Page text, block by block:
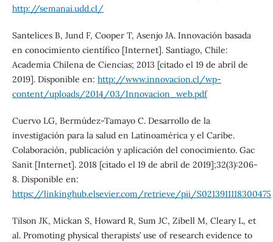
http://semanai.udd.cl/
Santelices B, Jund F, Cooper T, Asenjo JA. Innovación basada
en conocimiento científico [Internet]. Santiago, Chile:
Academia Chilena de Ciencias; 2013 [citado el 19 de abril de
2019]. Disponible en: http://www.innovacion.cl/wp-
content/uploads/2014/03/Innovacion_web.pdf
Cuervo LG, Bermúdez-Tamayo C. Desarrollo de la
investigación para la salud en Latinoamérica y el Caribe.
Colaboración, publicación y aplicación del conocimiento. Gac
Sanit [Internet]. 2018 [citado el 19 de abril de 2019];32(3):206-
8. Disponible en:
https://linkinghub.elsevier.com/retrieve/pii/S0213911118300475
Tilson JK, Mickan S, Howard R, Sum JC, Zibell M, Cleary L, et
al. Promoting physical therapists’ use of research evidence to